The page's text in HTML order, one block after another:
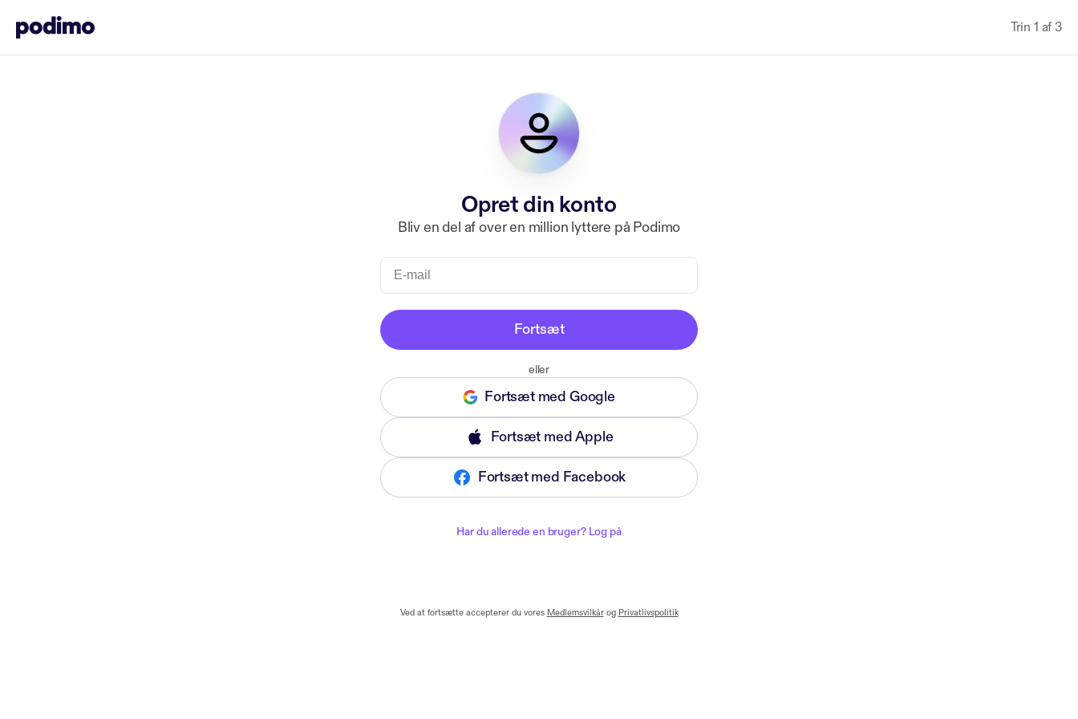
Trin 1 af 3
Opret din konto
Bliv en del af over en million lyttere på Podimo
Fortsæt
eller
Fortsæt med Google
Fortsæt med Apple
Fortsæt med Facebook
Har du allerede en bruger? Log på
Ved at fortsætte accepterer du vores Medlemsvilkår og Privatlivspolitik